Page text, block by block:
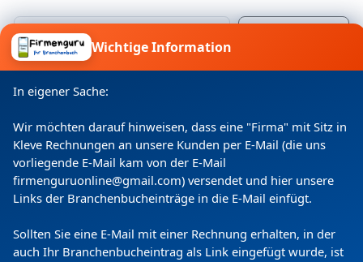
Ich willige ein, dass meine Angaben laut
werden.
Wichtige Information
In eigener Sache:
Wir möchten darauf hinweisen, dass eine "Firma" mit Sitz in
Kleve Rechnungen an unsere Kunden per E-Mail (die uns
vorliegende E-Mail kam von der E-Mail
firmenguruonline@gmail.com) versendet und hier unsere
Links der Branchenbucheinträge in die E-Mail einfügt.
Sollten Sie eine E-Mail mit einer Rechnung erhalten, in der
auch Ihr Branchenbucheintrag als Link eingefügt wurde, ist